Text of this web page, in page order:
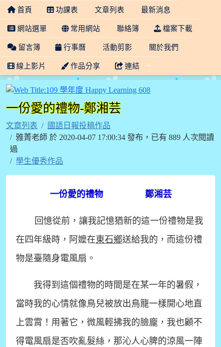
首頁 功課表 文章列表 最新消息
網站選單 常用網站 聯絡簿 檔案下載
留言簿 行事曆 活動剪影 關於我們
線上影片 作品分享 連結
109 學年度 Happy
一份愛的禮物-鄭湘芸
文章列表
國語日報投稿作品
雅菁老師 於 2020-04-07 17:00:34 發布，已有 889 人次閱讀
過
學生優秀作品
一份愛的禮物 鄭湘芸
回憶從前，讓我記憶猶新的這一份禮物是我
在四年級時，阿嬤在東石鄉送給我的，而這份禮
物是臺隨身電風扇。
我得到這個禮物的時間是在某一年的暑假，
當時我的心情就像鳥兒被放出鳥籠一樣開心地直
上雲霄 ！ 用著它，微風輕拂我的臉龐，我也顧不
得電風扇是否吹亂髮絲，那沁人心脾的涼風一陣